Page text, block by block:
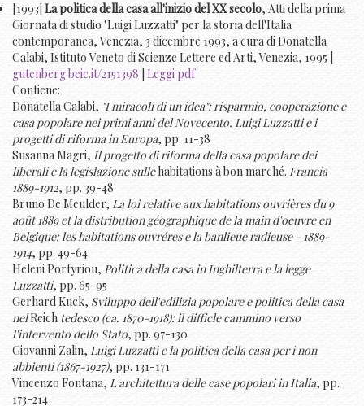
[1993]La politica della casa all'inizio del XX secolo, Atti della prima
Giornata di studio "Luigi Luzzatti" per la storia dell'Italia
contemporanea, Venezia, 3 dicembre 1993, a cura di Donatella
Calabi, Istituto Veneto di Scienze Lettere ed Arti, Venezia, 1995 |
gutenberg.beic.it/2151398 Leggi pdf
Contiene:
Donatella Calabi, "I miracoli di un'idea": risparmio, cooperazione e
casa popolare nei primi anni del Novecento. Luigi Luzzatti e i
progetti di riforma in Europa, pp. 11-38
Susanna Magri, Il progetto di riforma della casa popolare dei
liberali e la legislazione sullehabitations à bon marché. Francia
1889-1912, pp. 39-48
Bruno De Meulder, La loi relative aux habitations ouvrières du 9
août 1889 et la distribution géographique de la main d'oeuvre en
Belgique: les habitations ouvréres e la banlieue radieuse - 1889-
1914, pp. 49-64
Heleni Porfyriou, Politica della casa in Inghilterra e la legge
Luzzatti, pp. 65-95
Gerhard Kuck, Sviluppo dell'edilizia popolare e politica della casa
nelReich tedesco (ca. 1870-1918): il difficle cammino verso
l'intervento dello Stato, pp. 97-130
Giovanni Zalin, Luigi Luzzatti e la politica della casa per i non
abbienti (1867-1927), pp. 131-171
Vincenzo Fontana, L'architettura delle case popolari in Italia, pp.
173-214